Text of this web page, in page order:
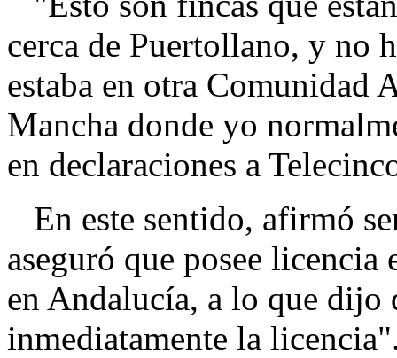
cerca de Puertollano, y no
estaba en otra Comunidad
Mancha donde yo
en declaraciones a
En este sentido, afirmó
aseguró que posee licencia
en Andalucía, a lo que dijo
inmediatamente la